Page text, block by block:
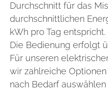
Durchschnitt für das
durchschnittlichen
kWh pro Tag entspricht.
Die Bedienung erfolgt
Für unseren
wir zahlreiche
nach Bedarf auswählen